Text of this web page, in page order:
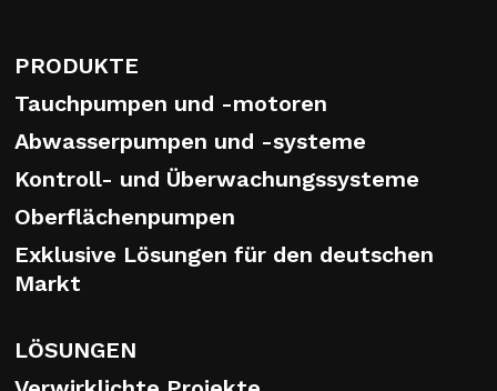
PRODUKTE
Tauchpumpen und -motoren
Abwasserpumpen und -systeme
Kontroll- und Überwachungssysteme
Oberflächenpumpen
Exklusive Lösungen für den deutschen
Markt
LÖSUNGEN